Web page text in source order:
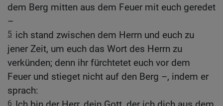
dem Berg mitten aus dem Feuer mit euch geredet
–
5 ich stand zwischen dem Herrn und euch zu
jener Zeit, um euch das Wort des Herrn zu
verkünden; denn ihr fürchtetet euch vor dem
Feuer und stieget nicht auf den Berg –, indem er
sprach:
6